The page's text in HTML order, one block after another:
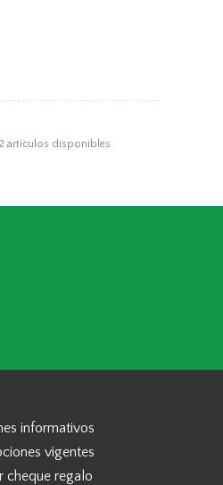
artículos disponibles.
informativos
vigentes
cheque regalo